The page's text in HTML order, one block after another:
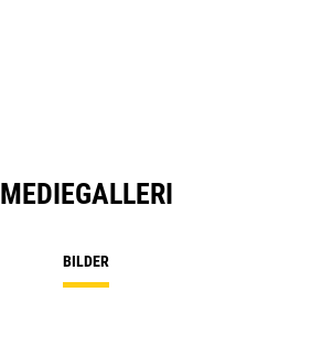
MEDIEGALLERI
BILDER